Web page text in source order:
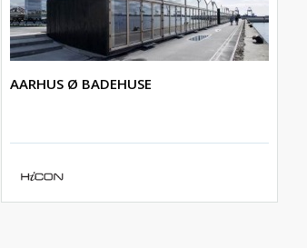
AARHUS Ø BADEHUSE